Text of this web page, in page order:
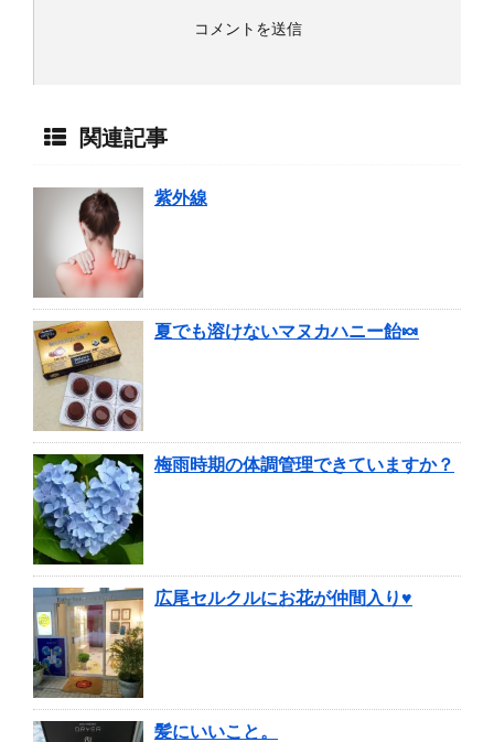
関連記事
紫外線
夏でも溶けないマヌカハニー飴🍬
梅雨時期の体調管理できていますか？
広尾セルクルにお花が仲間入り♥
髪にいいこと。